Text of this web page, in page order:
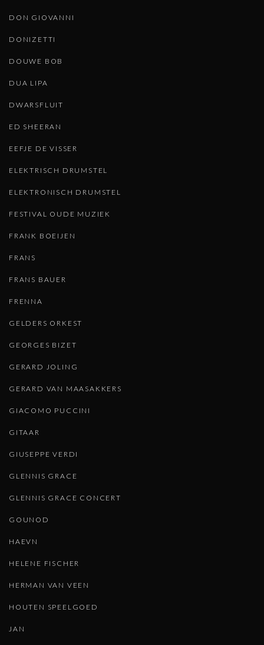
DON GIOVANNI
DONIZETTI
DOUWE BOB
DUA LIPA
DWARSFLUIT
ED SHEERAN
EEFJE DE VISSER
ELEKTRISCH DRUMSTEL
ELEKTRONISCH DRUMSTEL
FESTIVAL OUDE MUZIEK
FRANK BOEIJEN
FRANS
FRANS BAUER
FRENNA
GELDERS ORKEST
GEORGES BIZET
GERARD JOLING
GERARD VAN MAASAKKERS
GIACOMO PUCCINI
GITAAR
GIUSEPPE VERDI
GLENNIS GRACE
GLENNIS GRACE CONCERT
GOUNOD
HAEVN
HELENE FISCHER
HERMAN VAN VEEN
HOUTEN SPEELGOED
JAN